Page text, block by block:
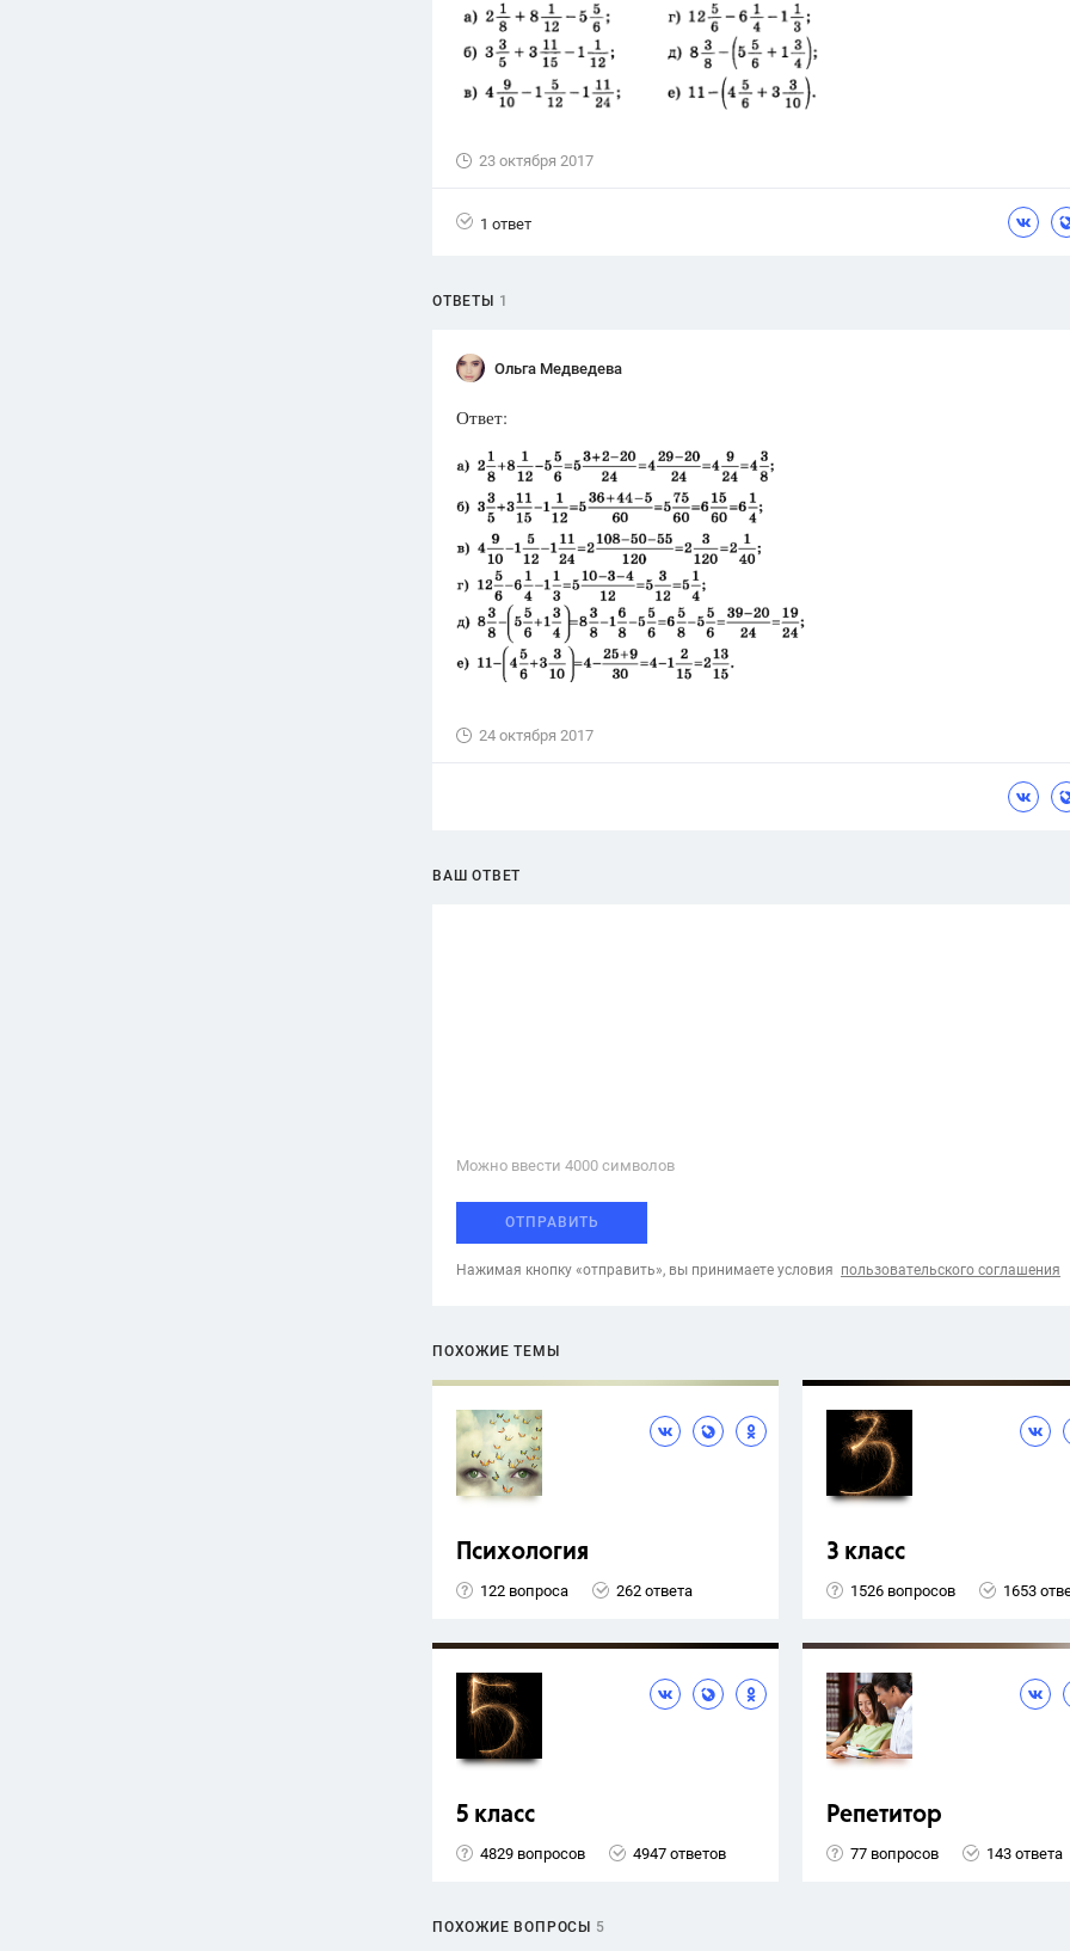
ответа
Олимпиады
Spotlight
Цветков Л. А.
Психология
Отношения,
23 октября 2017
1 ответ
ОТВЕТЫ 1
Ольга Медведева
Ответ:
24 октября 2017
ВАШ ОТВЕТ
Можно ввести 4000 cимволов
ОТПРАВИТЬ
Нажимая кнопку «отправить», вы принимаете условия пользовательского соглашения
ПОХОЖИЕ ТЕМЫ
Психология
122 вопроса 262 ответа
3 класс
1526 вопросов 1653
5 класс
4829 вопросов 4947 ответов
Репетитор
77 вопросов 143 ответа
ПОХОЖИЕ ВОПРОСЫ 5